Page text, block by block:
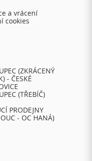
a vrácení
cookies
(ZKRÁCENÝ
- ČESKÉ
(TŘEBÍČ)
PRODEJNY
- OC HANÁ)